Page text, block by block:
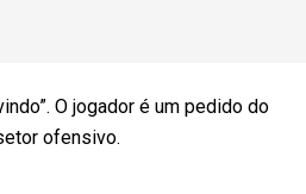
O jogador é um pedido do
ofensivo.